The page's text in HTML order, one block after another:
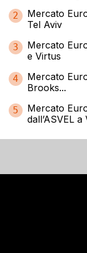
2
Mercato
Tel Aviv
3
Mercato
e Virtus
4
Mercato
Brooks...
5
Mercato
dall’ASVEL a